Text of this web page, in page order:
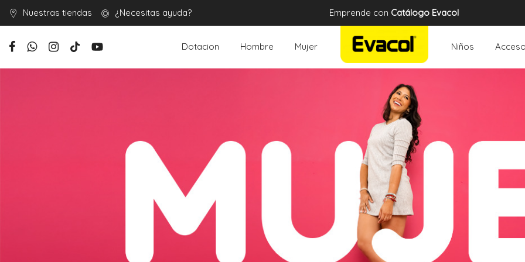
Nuestras tiendas ¿Necesitas ayuda? Emprende con Catálogo Evacol
Dotacion Hombre Mujer Niños